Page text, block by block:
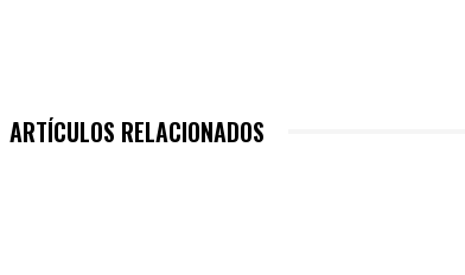
ARTÍCULOS RELACIONADOS